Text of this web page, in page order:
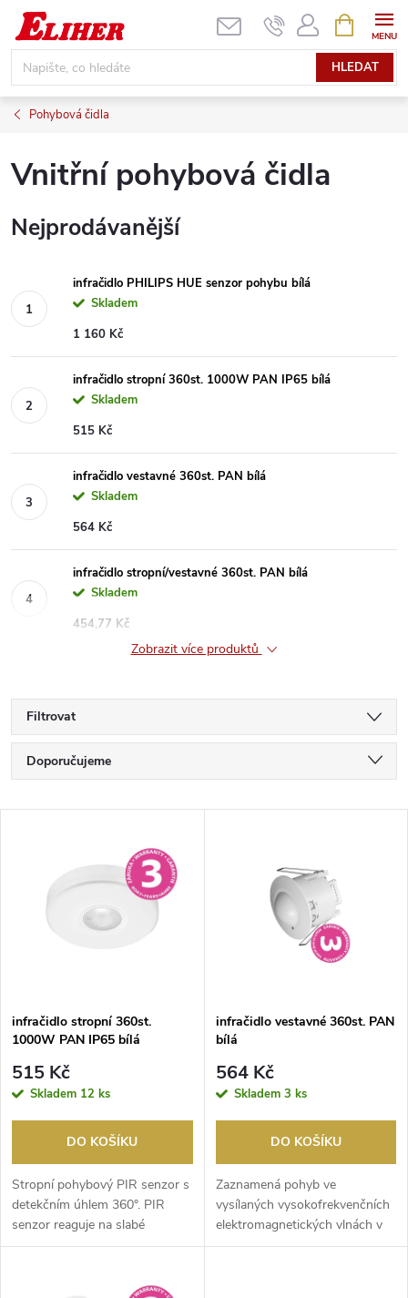
Přejít
obsah
HLEDAT
NÁKUPNÍ
KOŠÍK
Pohybová čidla
Vnitřní pohybová čidla
Nejprodávanější
infračidlo PHILIPS HUE senzor pohybu bílá
Skladem
1 160 Kč
infračidlo stropní 360st. 1000W PAN IP65 bílá
Skladem
515 Kč
infračidlo vestavné 360st. PAN bílá
Skladem
564 Kč
infračidlo stropní/vestavné 360st. PAN bílá
Skladem
454,77 Kč
Zobrazit více produktů
Filtrovat
Ř
a
p
r
o
d
u
Doporučujeme
Nejprodávanější
s
p
r
d
u
infračidlo stropní 360st.
1000W PAN IP65 bílá
515 Kč
Skladem 12 ks
DO KOŠÍKU
Stropní pohybový PIR senzor s
detekčním úhlem 360°. PIR
senzor reaguje na slabé
infračervené záření ...
infračidlo vestavné 360st. PAN
bílá
564 Kč
Skladem 3 ks
DO KOŠÍKU
Zaznamená pohyb ve
vysílaných vysokofrekvenčních
elektromagnetických vlnách v
nastaveném dosahu a in...